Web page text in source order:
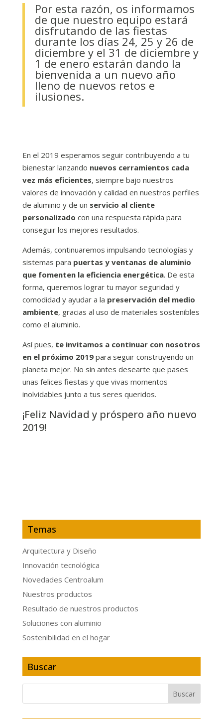
Por esta razón, os informamos
de que nuestro equipo estará
disfrutando de las fiestas
durante los días 24, 25 y 26 de
diciembre y el 31 de diciembre y
1 de enero estarán dando la
bienvenida a un nuevo año
lleno de nuevos retos e
ilusiones.
En el 2019 esperamos seguir contribuyendo a tu
bienestar lanzando nuevos cerramientos cada
vez más eficientes, siempre bajo nuestros
valores de innovación y calidad en nuestros perfiles
de aluminio y de un servicio al cliente
personalizado con una respuesta rápida para
conseguir los mejores resultados.
Además, continuaremos impulsando tecnologías y
sistemas para puertas y ventanas de aluminio
que fomenten la eficiencia energética. De esta
forma, queremos lograr tu mayor seguridad y
comodidad y ayudar a la preservación del medio
ambiente, gracias al uso de materiales sostenibles
como el aluminio.
Así pues, te invitamos a continuar con nosotros
en el próximo 2019para seguir construyendo un
planeta mejor. No sin antes desearte que pases
unas felices fiestas y que vivas momentos
inolvidables junto a tus seres queridos.
¡Feliz Navidad y próspero año nuevo
2019!
Temas
Arquitectura y Diseño
Innovación tecnológica
Novedades Centroalum
Nuestros productos
Resultado de nuestros productos
Soluciones con aluminio
Sostenibilidad en el hogar
Buscar